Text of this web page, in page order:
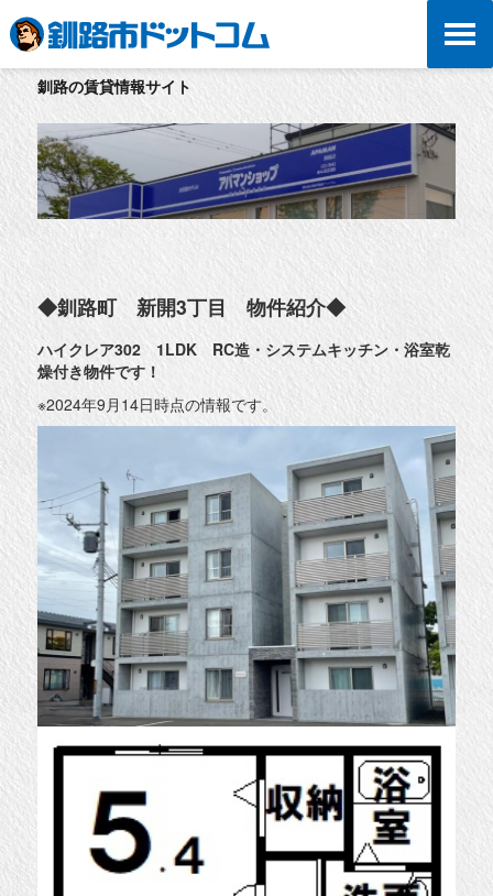
釧路の賃貸情報サイト
◆釧路町 新開3丁目 物件紹介◆
ハイクレア302 1LDK RC造・システムキッチン・浴室乾
燥付き物件です！
※2024年9月14日時点の情報です。